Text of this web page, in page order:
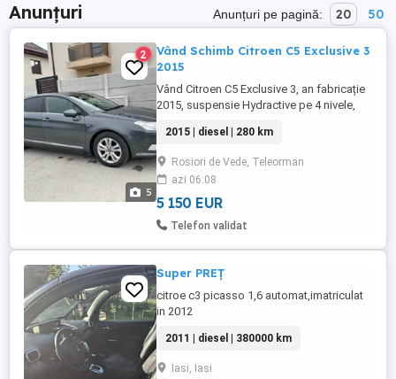
Anunțuri Anunțuri pe pagină: 20 50
5
2
Vând Schimb Citroen C5 Exclusive 3
2015
Vând Citroen C5 Exclusive 3, an fabricație
2015, suspensie Hydractive pe 4 nivele,
manuală cu 6+1 trepte, 270 mii km , dotări
de top, proprietar, mașină foarte
întreținută, stare foarte bună atât mecanic
cât și estetic. Distribuție, pompă de apă,
uleiuri și ...
2015 | diesel | 280 km
Rosiori de Vede, Teleorman
azi 06:08
5 150 EUR
Telefon validat
Super PREȚ
citroe c3 picasso 1,6 automat,imatriculat
in 2012
2011 | diesel | 380000 km
Iasi, Iasi